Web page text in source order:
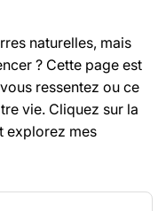
naturelles, mais
? Cette page est
ressentez ou ce
vie. Cliquez sur la
explorez mes